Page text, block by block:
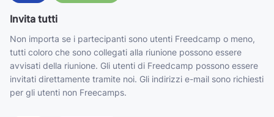
Invita tutti
Non importa se i partecipanti sono utenti Freedcamp o meno,
tutti coloro che sono collegati alla riunione possono essere
avvisati della riunione. Gli utenti di Freedcamp possono essere
invitati direttamente tramite noi. Gli indirizzi e-mail sono richiesti
per gli utenti non Freecamps.